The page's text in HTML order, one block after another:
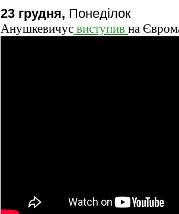
23 грудня, Понеділок
Анушкевичус виступив на